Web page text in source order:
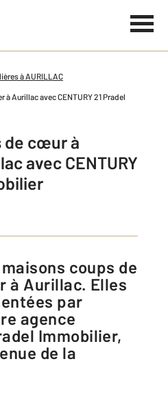
à AURILLAC
Aurillac avec CENTURY 21 Pradel
de cœur à
avec CENTURY
à Aurillac. Elles
par
agence
Immobilier,
de la